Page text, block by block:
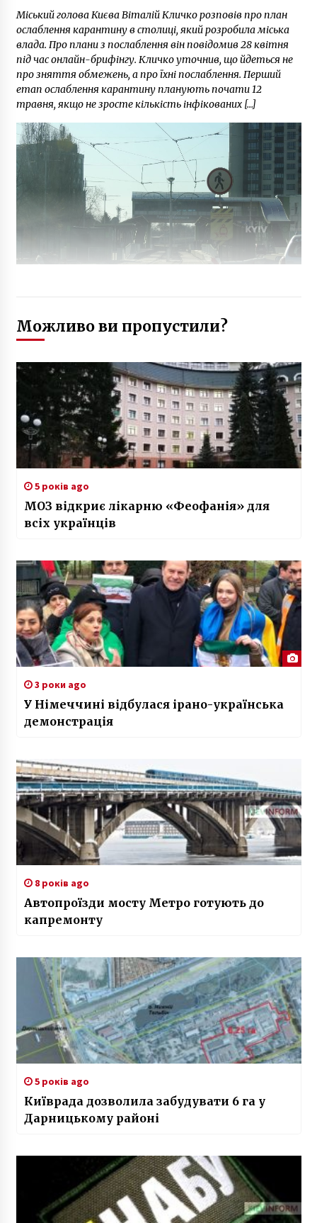
Міський голова Києва Віталій Кличко розповів про план
ослаблення карантину в столиці, який розробила міська
влада. Про плани з послаблення він повідомив 28 квітня
під час онлайн-брифінгу. Кличко уточнив, що йдеться не
про зняття обмежень, а про їхні послаблення. Перший
етап ослаблення карантину планують почати 12
травня, якщо не зросте кількість інфікованих […]
Можливо ви пропустили?
5 років ago
МОЗ відкриє лікарню «Феофанія» для
всіх українців
3 роки ago
У Німеччині відбулася ірано-українська
демонстрація
8 років ago
Автопроїзди мосту Метро готують до
капремонту
5 років ago
Київрада дозволила забудувати 6 га у
Дарницькому районі